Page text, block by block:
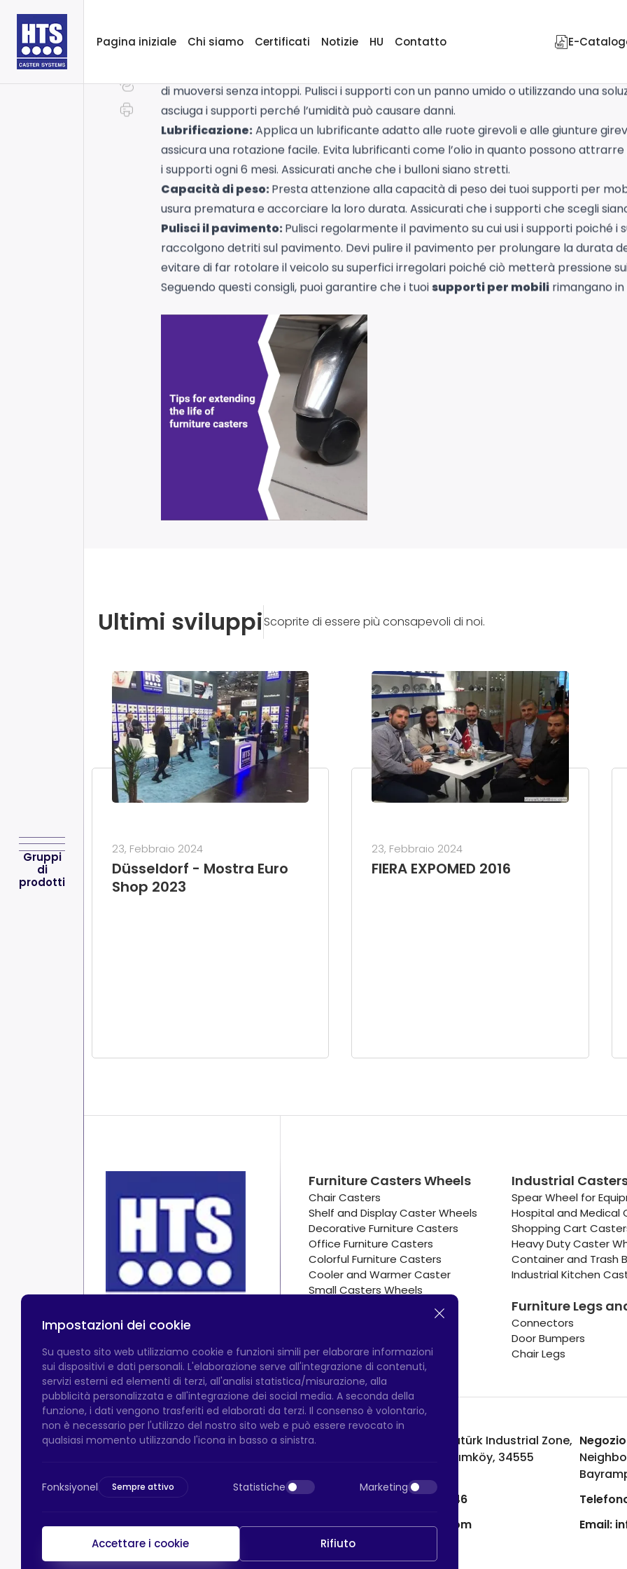
Pagina iniziale Chi siamo Certificati Notizie HU Contatto E-
Gruppi
di
prodotti
giocano un ruolo importante nella creazione di mobilità e
per mobili funzionino correttamente, sono necessarie alcune misure preventive per
di muoversi senza intoppi. Pulisci i supporti con un panno umido o utilizzando una
asciuga i supporti perché l’umidità può causare danni.
Lubrificazione: Applica un lubrificante adatto alle ruote girevoli e alle giunture
assicura una rotazione facile. Evita lubrificanti come l’olio in quanto possono
i supporti ogni 6 mesi. Assicurati anche che i bulloni siano stretti.
Capacità di peso: Presta attenzione alla capacità di peso dei tuoi supporti per
usura prematura e accorciare la loro durata. Assicurati che i supporti che scegli
Pulisci il pavimento: Pulisci regolarmente il pavimento su cui usi i supporti poiché
raccolgono detriti sul pavimento. Devi pulire il pavimento per prolungare la durata
evitare di far rotolare il veicolo su superfici irregolari poiché ciò metterà pressione
Seguendo questi consigli, puoi garantire che i tuoisupporti per mobili rimangano in
Ultimi sviluppiScoprite di essere più consapevoli di noi.
23, Febbraio 2024
Düsseldorf - Mostra Euro
Shop 2023
23, Febbraio 2024
FIERA EXPOMED 2016
Furniture Casters Wheels
Chair Casters
Shelf and Display Caster Wheels
Decorative Furniture Casters
Office Furniture Casters
Colorful Furniture Casters
Cooler and Warmer Caster
Small Casters Wheels
Hotel Equipment Casters
Industrial
Spear Wheel for
Hospital and Medical
Shopping Cart
Heavy Duty Caster
Container and Trash
Industrial Kitchen
Furniture Legs
Connectors
Door Bumpers
Chair Legs
Fabbrica di Hadımköy:
Atatürk Industrial Zone,
Uzunçayır Street, No:11 Hadımköy, 34555
Telefono:
+90 212 640 66 46
Email:export@htsteker.com
Email:
Impostazioni dei cookie
Su questo sito web utilizziamo cookie e funzioni simili per elaborare informazioni
sui dispositivi e dati personali. L'elaborazione serve all'integrazione di contenuti,
servizi esterni ed elementi di terzi, all'analisi statistica/misurazione, alla
pubblicità personalizzata e all'integrazione dei social media. A seconda della
funzione, i dati vengono trasferiti ed elaborati da terzi. Il consenso è volontario,
non è necessario per l'utilizzo del nostro sito web e può essere revocato in
qualsiasi momento utilizzando l'icona in basso a sinistra.
Fonksiyonel Sempre attivo Statistiche Marketing
Accettare i cookie Rifiuto